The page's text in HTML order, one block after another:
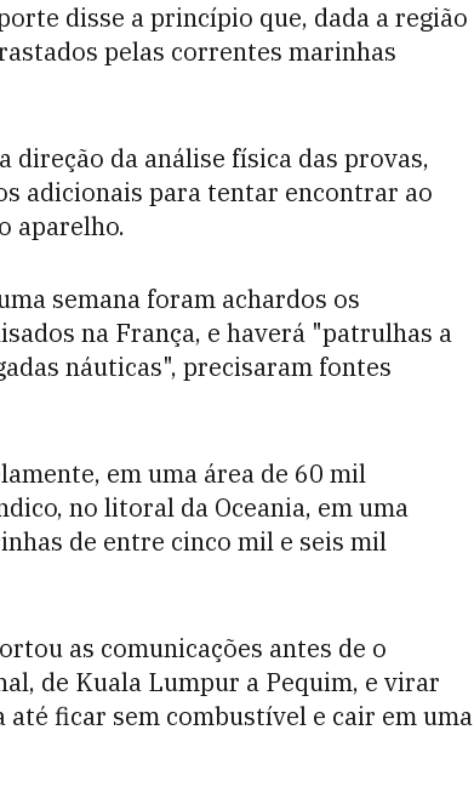
disse a princípio que, dada a região
pelas correntes marinhas
direção da análise física das provas,
adicionais para tentar encontrar ao
aparelho.
semana foram achardos os
na França, e haverá "patrulhas a
náuticas", precisaram fontes
em uma área de 60 mil
no litoral da Oceania, em uma
de entre cinco mil e seis mil
as comunicações antes de o
de Kuala Lumpur a Pequim, e virar
até ficar sem combustível e cair em uma